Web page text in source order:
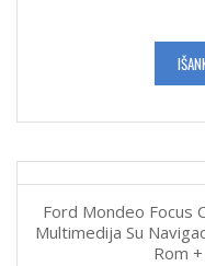
Ford Mondeo Focus
Multimedija Su
Rom